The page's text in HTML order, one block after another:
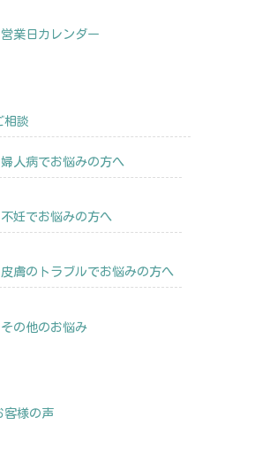
営業日カレンダー
相談
婦人病でお悩みの方へ
不妊でお悩みの方へ
皮膚のトラブルでお悩みの方へ
その他のお悩み
客様の声